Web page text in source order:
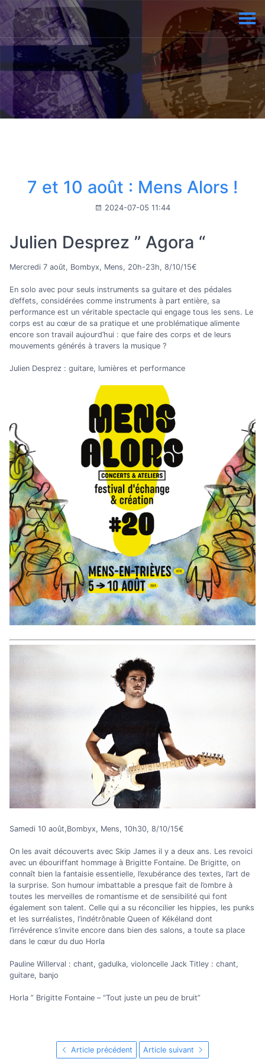
7 et 10 août : Mens Alors !
2024-07-05 11:44
Julien Desprez ” Agora “
Mercredi 7 août, Bombyx, Mens, 20h-23h, 8/10/15€
En solo avec pour seuls instruments sa guitare et des pédales
d’effets, considérées comme instruments à part entière, sa
performance est un véritable spectacle qui engage tous les sens. Le
corps est au cœur de sa pratique et une problématique alimente
encore son travail aujourd’hui : que faire des corps et de leurs
mouvements générés à travers la musique ?
Julien Desprez : guitare, lumières et performance
Samedi 10 août,Bombyx, Mens, 10h30, 8/10/15€
On les avait découverts avec Skip James il y a deux ans. Les revoici
avec un ébouriffant hommage à Brigitte Fontaine. De Brigitte, on
connaît bien la fantaisie essentielle, l’exubérance des textes, l’art de
la surprise. Son humour imbattable a presque fait de l’ombre à
toutes les merveilles de romantisme et de sensibilité qui font
également son talent. Celle qui a su réconcilier les hippies, les punks
et les surréalistes, l’indétrônable Queen of Kékéland dont
l’irrévérence s’invite encore dans bien des salons, a toute sa place
dans le cœur du duo Horla
Pauline Willerval : chant, gadulka, violoncelle Jack Titley : chant,
guitare, banjo
Horla ” Brigitte Fontaine – “Tout juste un peu de bruit”
Article précédent Article suivant